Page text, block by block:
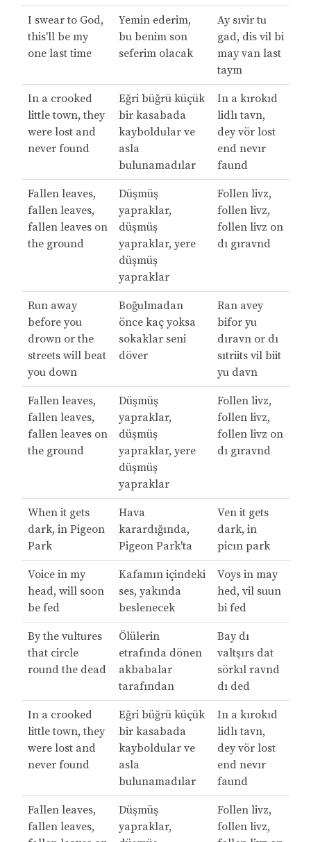
I swear to God,
this'll be my
one last time
Yemin ederim,
bu benim son
seferim olacak
Ay sıvir tu
gad, dis vil bi
may van last
taym
In a crooked
little town, they
were lost and
never found
Eğri büğrü küçük
bir kasabada
kayboldular ve
asla
bulunamadılar
In a kırokıd
lidlı tavn,
dey vör lost
end nevır
faund
Fallen leaves,
fallen leaves,
fallen leaves on
the ground
Düşmüş
yapraklar,
düşmüş
yapraklar, yere
düşmüş
yapraklar
Follen livz,
follen livz,
follen livz on
dı gıravnd
Run away
before you
drown or the
streets will beat
you down
Boğulmadan
önce kaç yoksa
sokaklar seni
döver
Ran avey
bifor yu
dıravn or dı
sıtriits vil biit
yu davn
Fallen leaves,
fallen leaves,
fallen leaves on
the ground
Düşmüş
yapraklar,
düşmüş
yapraklar, yere
düşmüş
yapraklar
Follen livz,
follen livz,
follen livz on
dı gıravnd
When it gets
dark, in Pigeon
Park
Hava
karardığında,
Pigeon Park'ta
Ven it gets
dark, in
picın park
Voice in my
head, will soon
be fed
Kafamın içindeki
ses, yakında
beslenecek
Voys in may
hed, vil suun
bi fed
By the vultures
that circle
round the dead
Ölülerin
etrafında dönen
akbabalar
tarafından
Bay dı
valtşırs dat
sörkıl ravnd
dı ded
In a crooked
little town, they
were lost and
never found
Eğri büğrü küçük
bir kasabada
kayboldular ve
asla
bulunamadılar
In a kırokıd
lidlı tavn,
dey vör lost
end nevır
faund
Fallen leaves,
fallen leaves,
Düşmüş
yapraklar,
Follen livz,
follen livz,